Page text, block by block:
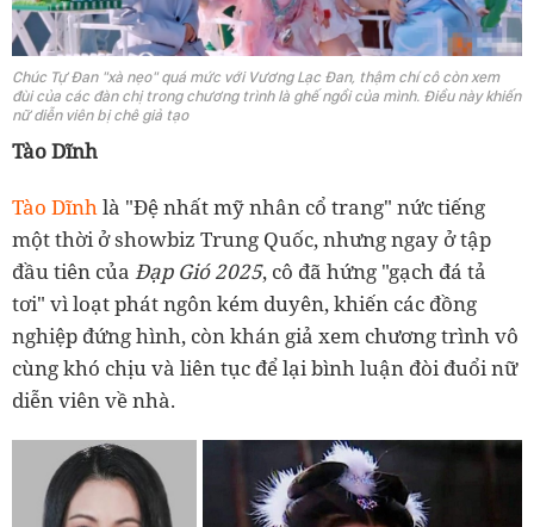
Chúc Tự Đan "xà nẹo" quá mức với Vương Lạc Đan, thậm chí cô còn xem
đùi của các đàn chị trong chương trình là ghế ngồi của mình. Điều này khiến
nữ diễn viên bị chê giả tạo
Tào Dĩnh
Tào Dĩnhlà "Đệ nhất mỹ nhân cổ trang" nức tiếng
một thời ở showbiz Trung Quốc, nhưng ngay ở tập
đầu tiên của Đạp Gió 2025, cô đã hứng "gạch đá tả
tơi" vì loạt phát ngôn kém duyên, khiến các đồng
nghiệp đứng hình, còn khán giả xem chương trình vô
cùng khó chịu và liên tục để lại bình luận đòi đuổi nữ
diễn viên về nhà.